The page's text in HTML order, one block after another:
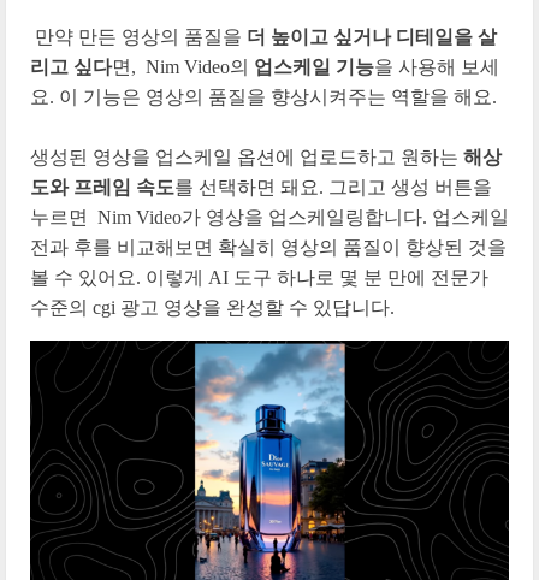
만약 만든 영상의 품질을 더 높이고 싶거나 디테일을 살
리고 싶다면, Nim Video의 업스케일 기능을 사용해 보세
요. 이 기능은 영상의 품질을 향상시켜주는 역할을 해요.
생성된 영상을 업스케일 옵션에 업로드하고 원하는 해상
도와 프레임 속도를 선택하면 돼요. 그리고 생성 버튼을
누르면 Nim Video가 영상을 업스케일링합니다. 업스케일
전과 후를 비교해보면 확실히 영상의 품질이 향상된 것을
볼 수 있어요. 이렇게 AI 도구 하나로 몇 분 만에 전문가
수준의 cgi 광고 영상을 완성할 수 있답니다.